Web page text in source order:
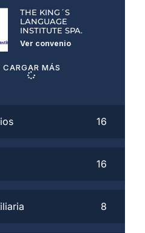
THE KING´S
LANGUAGE
INSTITUTE SPA.
Ver convenio
CARGAR MÁS
16
16
8